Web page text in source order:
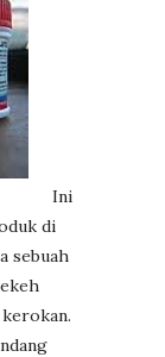
Ini
di
sebuah